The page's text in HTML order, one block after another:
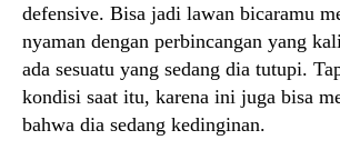
defensive. Bisa jadi lawan bicaramu
nyaman dengan perbincangan yang
ada sesuatu yang sedang dia tutupi.
kondisi saat itu, karena ini juga bisa
bahwa dia sedang kedinginan.